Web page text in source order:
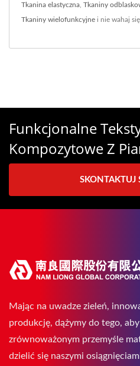
Tkanina elastyczna Tkaniny
Tkaniny wielofunkcyjne i nie wahaj się
Funkcjonalne
Kompozytowe Z
SKONTAKTUJ
Mając na uwadze zieleń,
produkcję, dążymy do tego,
zrównoważonym przemyśle
dzielić się naszymi